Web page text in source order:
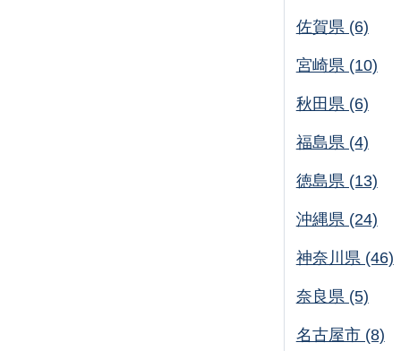
佐賀県 (6)
宮崎県 (10)
秋田県 (6)
福島県 (4)
徳島県 (13)
沖縄県 (24)
神奈川県 (46)
奈良県 (5)
名古屋市 (8)